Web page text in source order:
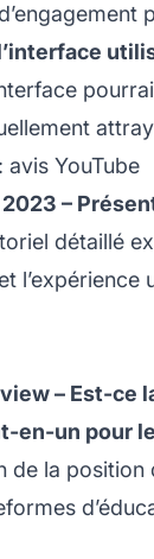
avis YouTube
–
détaillé
l’expérience
– Est-ce
en-un pour
de la position